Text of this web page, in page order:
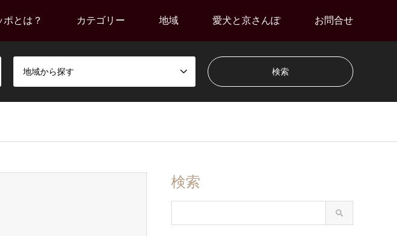
ポとは？ カテゴリー 地域 愛犬と京さんぽ お問合せ
地域から探す
検索